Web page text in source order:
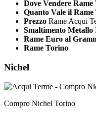
Dove Vendere
Quanto Vale il
Prezzo Rame Acqui
Smaltimento Metallo
Rame Euro al
Rame Torino
Nichel
Compro Nichel Torino